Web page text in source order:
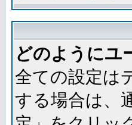
どのようにユ
全ての設定は
する場合は、